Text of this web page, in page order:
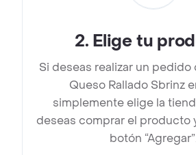
2. Elige tu
Si deseas realizar un
Queso Rallado Sbrinz
simplemente elige la
deseas comprar el producto
botón